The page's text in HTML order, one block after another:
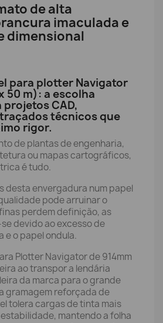
de alta
imaculada e
dimensional
para plotter Navigator
50 m): a escolha
CAD,
técnicos que
rigor.
de plantas de engenharia,
ou mapas cartográficos,
é tudo.
desta envergadura num papel
pode arruinar o
perdem definição, as
devido ao excesso de
e o papel ondula.
Plotter Navigator de 914mm
ao transpor a lendária
da marca para o grande
gramagem reforçada de
tolera cargas de tinta mais
mantendo a folha